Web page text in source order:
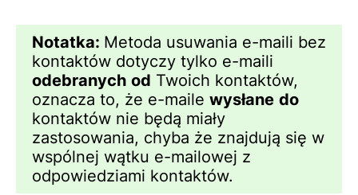
Notatka: Metoda usuwania e-maili bez
kontaktów dotyczy tylko e-maili
odebranych od Twoich kontaktów,
oznacza to, że e-maile wysłane do
kontaktów nie będą miały
zastosowania, chyba że znajdują się w
wspólnej wątku e-mailowej z
odpowiedziami kontaktów.